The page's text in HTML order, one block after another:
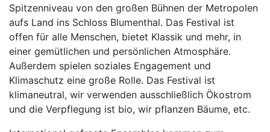
Spitzenniveau von den großen Bühnen der Metropolen
aufs Land ins Schloss Blumenthal. Das Festival ist
offen für alle Menschen, bietet Klassik und mehr, in
einer gemütlichen und persönlichen Atmosphäre.
Außerdem spielen soziales Engagement und
Klimaschutz eine große Rolle. Das Festival ist
klimaneutral, wir verwenden ausschließlich Ökostrom
und die Verpflegung ist bio, wir pflanzen Bäume, etc.